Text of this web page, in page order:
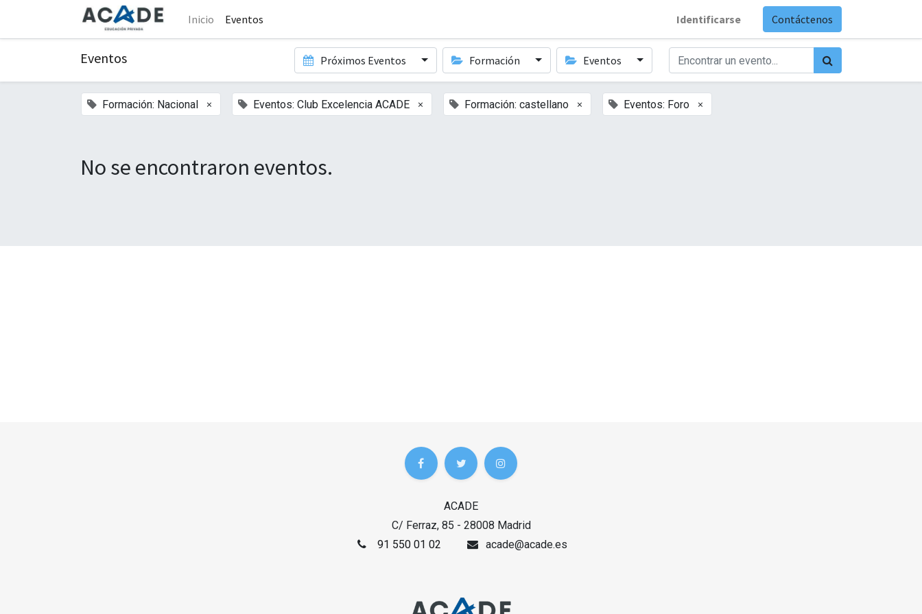
Inicio Eventos Identificarse Contáctenos
Eventos Próximos Eventos Formación Eventos
Formación: Nacional × Eventos: Club Excelencia ACADE × Formación: castellano × Eventos: Foro ×
No se encontraron eventos.
ACADE
C/ Ferraz, 85 - 28008 Madrid
91 550 01 02
acade@acade.es